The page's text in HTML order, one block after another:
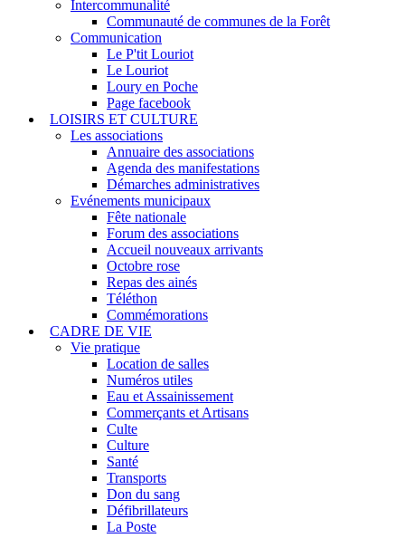
Intercommunalité
Communauté de communes de la Forêt
Communication
Le P'tit Louriot
Le Louriot
Loury en Poche
Page facebook
LOISIRS ET CULTURE
Les associations
Annuaire des associations
Agenda des manifestations
Démarches administratives
Evénements municipaux
Fête nationale
Forum des associations
Accueil nouveaux arrivants
Octobre rose
Repas des ainés
Téléthon
Commémorations
CADRE DE VIE
Vie pratique
Location de salles
Numéros utiles
Eau et Assainissement
Commerçants et Artisans
Culte
Culture
Santé
Transports
Don du sang
Défibrillateurs
La Poste